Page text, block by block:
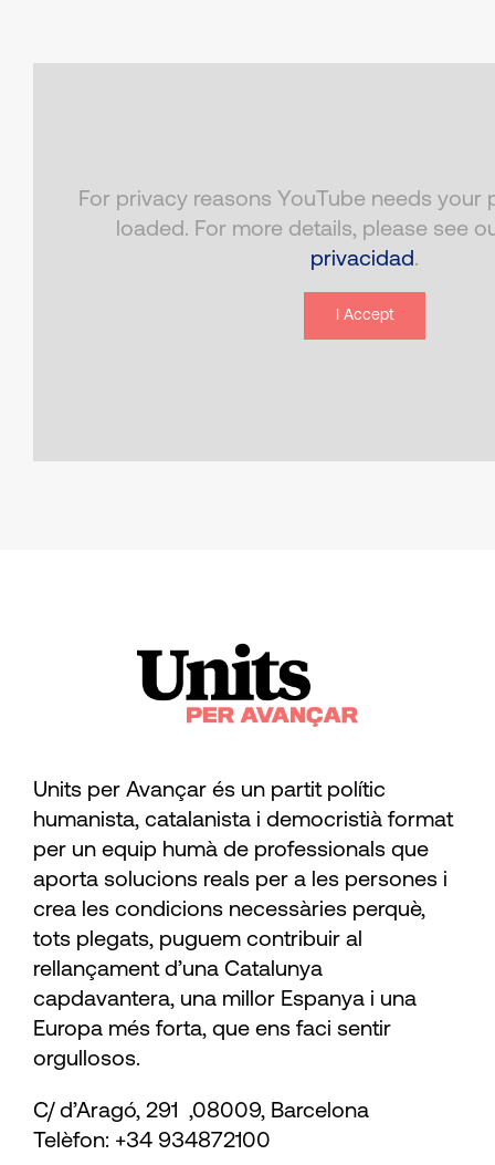
For privacy reasons YouTube needs your
loaded. For more details, please see
privacidad.
I Accept
Units per Avançar és un partit polític
humanista, catalanista i democristià format
per un equip humà de professionals que
aporta solucions reals per a les persones i
crea les condicions necessàries perquè,
tots plegats, puguem contribuir al
rellançament d’una Catalunya
capdavantera, una millor Espanya i una
Europa més forta, que ens faci sentir
orgullosos.
C/ d’Aragó, 291 ,08009, Barcelona
Telèfon: +34 934872100